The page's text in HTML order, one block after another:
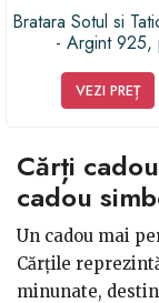
Bratara Sotul si
- Argint 925,
VEZI PREȚ
Cărți
cadou
Un cadou mai
Cărțile
minunate,